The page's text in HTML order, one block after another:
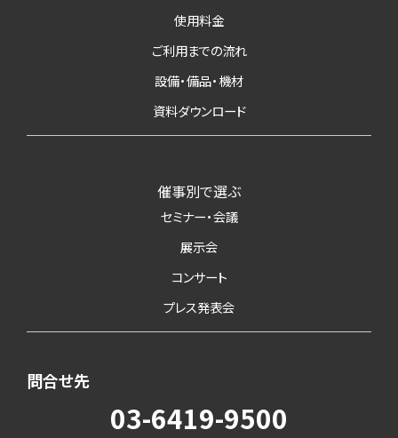
使用料金
ご利用までの流れ
設備・備品・機材
資料ダウンロード
催事別で選ぶ
セミナー・会議
展示会
コンサート
プレス発表会
問合せ先
03-6419-9500